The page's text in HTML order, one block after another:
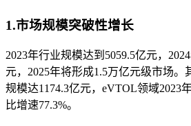
1.市场规模突破性增长
2023年行业规模达到5059.5亿元，
元，2025年将形成1.5万亿元级市场‌。
规模达1174.3亿元，eVTOL领域2023
比增速77.3%‌。